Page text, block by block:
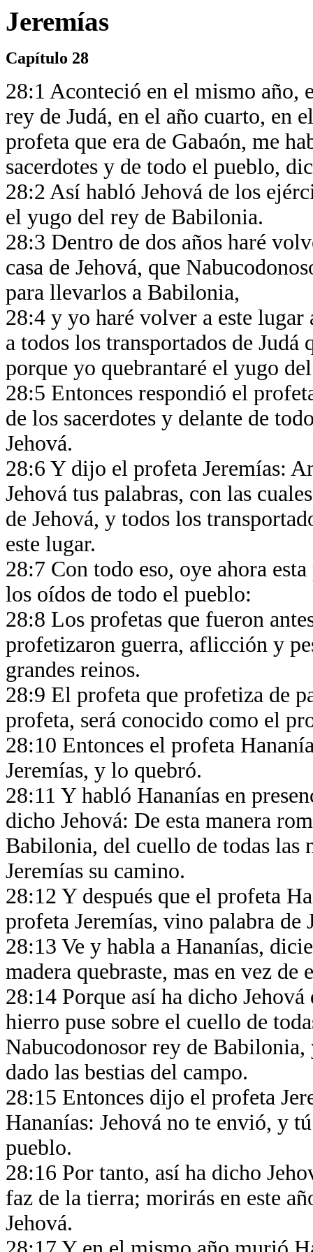
Jeremías
Capítulo 28
28:1 Aconteció en el mismo año,
rey de Judá, en el año cuarto, en
profeta que era de Gabaón, me
sacerdotes y de todo el pueblo,
28:2 Así habló Jehová de los
el yugo del rey de Babilonia.
28:3 Dentro de dos años haré
casa de Jehová, que
para llevarlos a Babilonia,
28:4 y yo haré volver a este lugar
a todos los transportados de
porque yo quebrantaré el yugo
28:5 Entonces respondió el
de los sacerdotes y delante de
Jehová.
28:6 Y dijo el profeta Jeremías:
Jehová tus palabras, con las
de Jehová, y todos los
este lugar.
28:7 Con todo eso, oye ahora
los oídos de todo el pueblo:
28:8 Los profetas que fueron
profetizaron guerra, aflicción y
grandes reinos.
28:9 El profeta que profetiza de
profeta, será conocido como el
28:10 Entonces el profeta
Jeremías, y lo quebró.
28:11 Y habló Hananías en
dicho Jehová: De esta manera
Babilonia, del cuello de todas las
Jeremías su camino.
28:12 Y después que el profeta
profeta Jeremías, vino palabra
28:13 Ve y habla a Hananías,
madera quebraste, mas en vez
28:14 Porque así ha dicho
hierro puse sobre el cuello de
Nabucodonosor rey de
dado las bestias del campo.
28:15 Entonces dijo el profeta
Hananías: Jehová no te envió, y
pueblo.
28:16 Por tanto, así ha dicho
faz de la tierra; morirás en este
Jehová.